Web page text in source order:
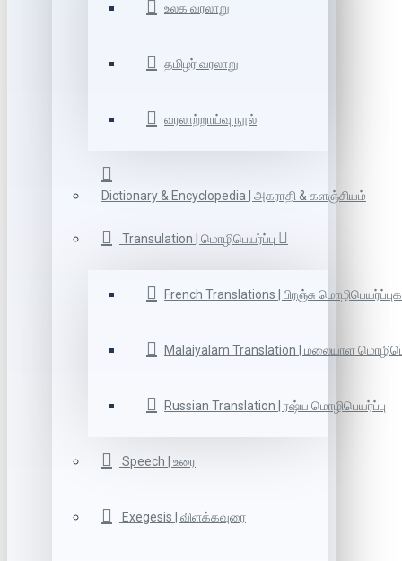
உலக வரலாறு
தமிழர் வரலாறு
வரலாற்றாய்வு நூல்
Dictionary & Encyclopedia | அகராதி & களஞ்சியம்
Transulation | மொழிபெயர்ப்பு
French Translations | பிரஞ்சு
Malaiyalam Translation | மலையாள
Russian Translation | ரஷ்ய மொழிபெயர்ப்பு
Speech | உரை
Exegesis | விளக்கவுரை